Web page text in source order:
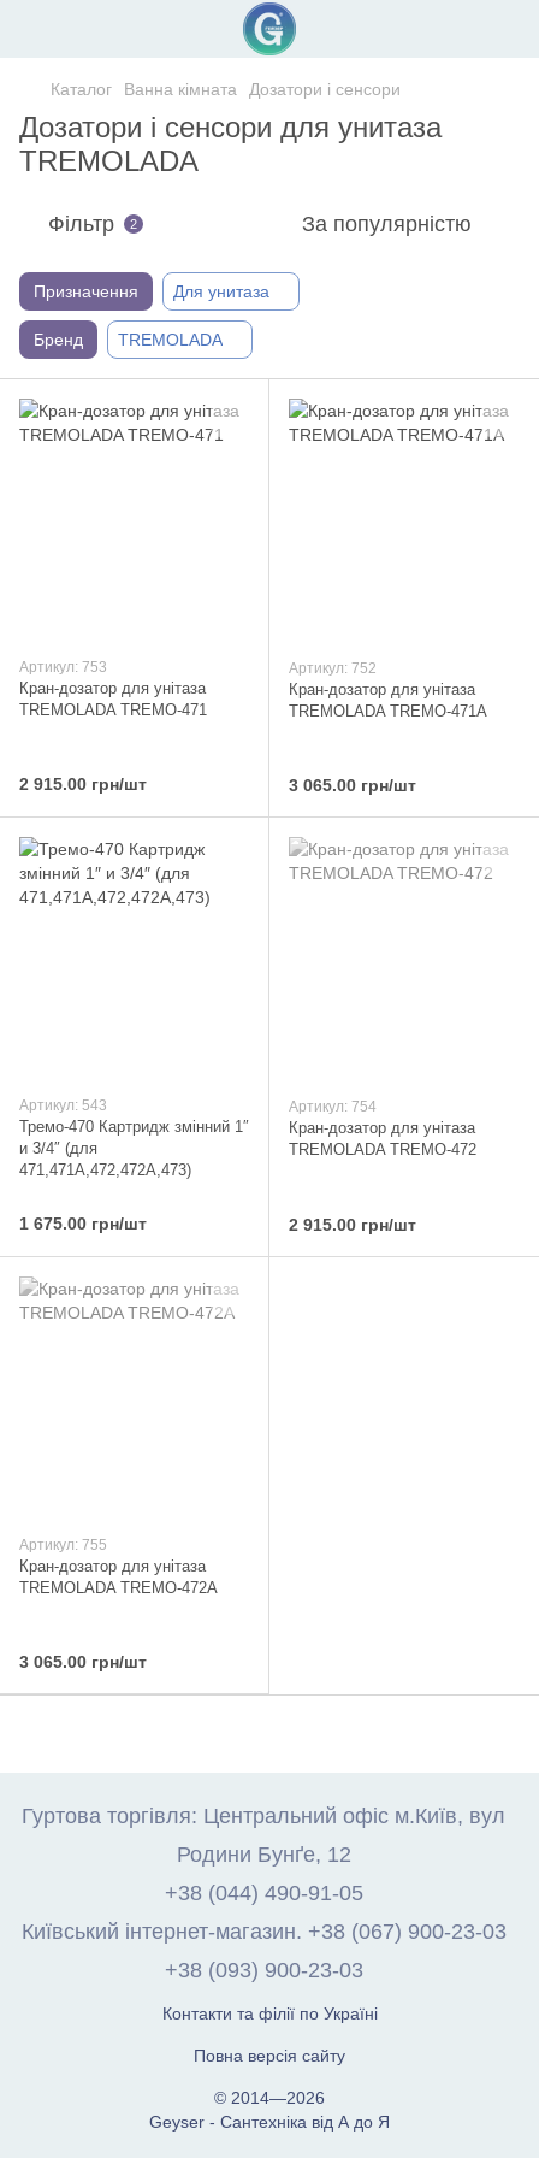
Каталог Ванна кімната Дозатори і сенсори
Дозатори і сенсори для унитаза
TREMOLADA
Фільтр 2 За популярністю
Призначення Для унитаза
Бренд TREMOLADA
Артикул: 753
Кран-дозатор для унітаза
TREMOLADA ТREMO-471
2 915.00 грн/шт
Артикул: 752
Кран-дозатор для унітаза
TREMOLADA ТREMO-471А
3 065.00 грн/шт
Артикул: 543
Тремо-470 Картридж змінний 1″
и 3/4″ (для
471,471А,472,472А,473)
1 675.00 грн/шт
Артикул: 754
Кран-дозатор для унітаза
TREMOLADA ТREMO-472
2 915.00 грн/шт
Артикул: 755
Кран-дозатор для унітаза
TREMOLADA ТREMO-472А
3 065.00 грн/шт
Гуртова торгівля: Центральний офіс м.Київ, вул
Родини Бунґе, 12
+38 (044) 490-91-05
Київський інтернет-магазин. +38 (067) 900-23-03
+38 (093) 900-23-03
Контакти та філії по Україні
Повна версія сайту
© 2014—2026
Geyser - Сантехніка від А до Я